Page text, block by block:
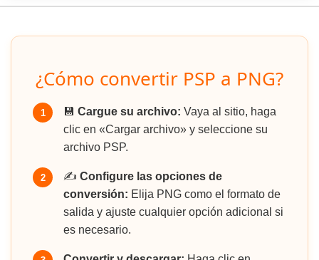
¿Cómo convertir PSP a PNG?
1 💾 Cargue su archivo: Vaya al sitio, haga
clic en «Cargar archivo» y seleccione su
archivo PSP.
2 ✍️ Configure las opciones de
conversión: Elija PNG como el formato de
salida y ajuste cualquier opción adicional si
es necesario.